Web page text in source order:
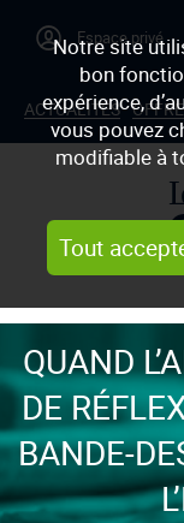
Notre site
bon
expérience,
vous pouvez
modifiable à
Tout
ACTUALITÉS
QUAND
DE
BANDE-